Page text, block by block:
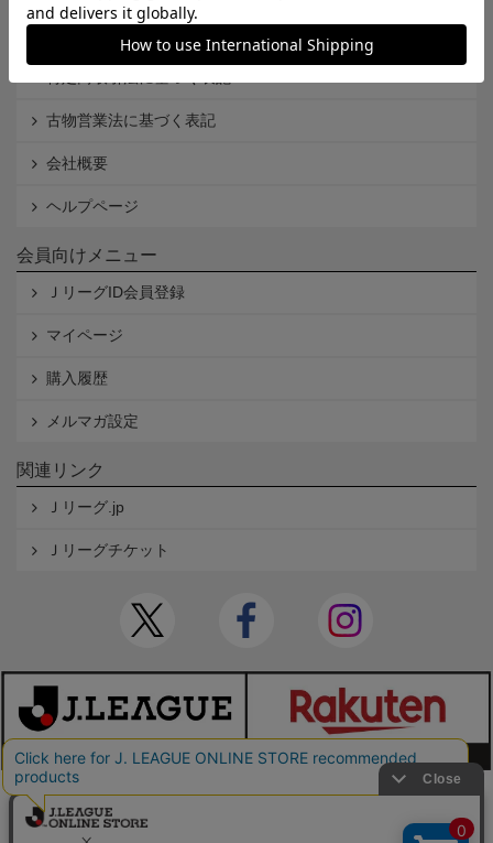
古物営業法に基づく表記
会社概要
ヘルプページ
会員向けメニュー
ＪリーグID会員登録
マイページ
購入履歴
メルマガ設定
関連リンク
Ｊリーグ.jp
Ｊリーグチケット
本サイトで使用している文章・画像等の無断での複製・転載を禁止します。
© JAPAN PROFESSIONAL FOOTBALL LEAGUE Rakuten Group, Inc. ALL RIGHTS RE